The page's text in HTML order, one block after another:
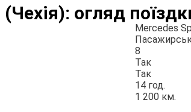
огляд
Mercedes
8
Так
Так
14 год.
1 200 км.